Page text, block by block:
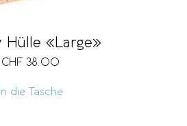
Hülle «Large»
CHF 38.00
In die Tasche